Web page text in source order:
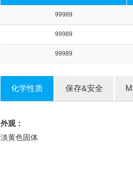
收藏产品
99989
99989
99989
化学性质 保存&安全
外观：
淡黄色固体